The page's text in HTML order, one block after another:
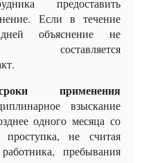
предоставить
Если в течение
объяснение не
составляется
применения
взыскание
одного месяца со
не считая
пребывания